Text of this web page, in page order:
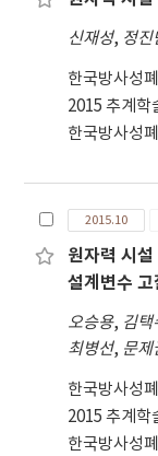
신재성, 정진
한국방사성
2015 추계학
한국방사성
2015.10
원자력 시
설계변수 고
오승용, 김택
최병선, 문제
한국방사성
2015 추계학
한국방사성